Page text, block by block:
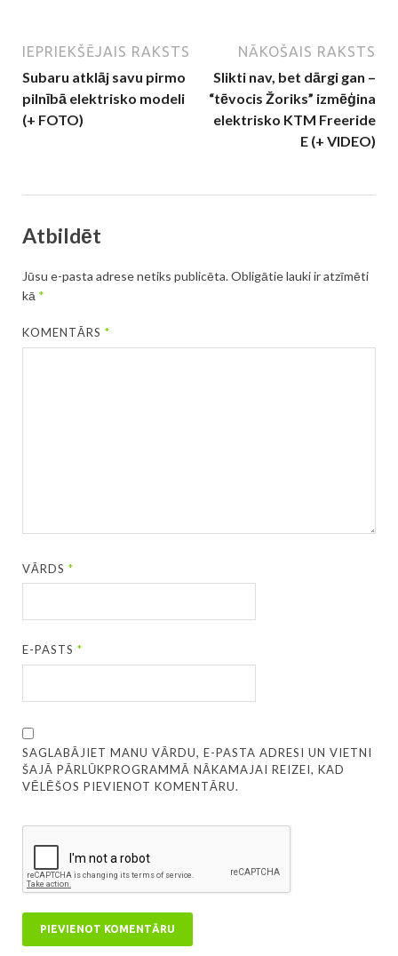
IEPRIEKŠĒJAIS RAKSTS
Subaru atklāj savu pirmo
pilnībā elektrisko modeli
(+ FOTO)
NĀKOŠAIS RAKSTS
Slikti nav, bet dārgi gan –
“tēvocis Žoriks” izmēģina
elektrisko KTM Freeride
E (+ VIDEO)
Atbildēt
Jūsu e-pasta adrese netiks publicēta.Obligātie lauki ir atzīmēti
kā *
KOMENTĀRS*
VĀRDS*
E-PASTS*
SAGLABĀJIET MANU VĀRDU, E-PASTA ADRESI UN VIETNI
ŠAJĀ PĀRLŪKPROGRAMMĀ NĀKAMAJAI REIZEI, KAD
VĒLĒŠOS PIEVIENOT KOMENTĀRU.